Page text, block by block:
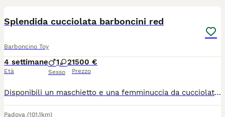
Splendida cucciolata barboncini red
Barboncino Toy
4 settimane
Età
1 2
Sesso
1500 €
Prezzo
Disponibili un maschietto e una femminuccia da cucciolata casalinga. I cagnolini vengono affidati alle famiglie con libretto sanitario sverminazione e microchip. Per info contattare 3471078004
Padova (101.1km)